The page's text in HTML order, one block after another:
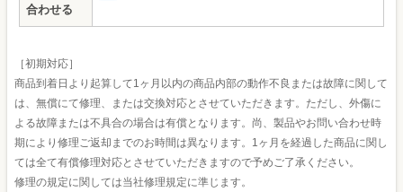
合わせる
［初期対応］
商品到着日より起算して1ヶ月以内の商品内部の動作不良または故障に関して
は、無償にて修理、または交換対応とさせていただきます。ただし、外傷に
よる故障または不具合の場合は有償となります。尚、製品やお問い合わせ時
期により修理ご返却までのお時間は異なります。1ヶ月を経過した商品に関し
ては全て有償修理対応とさせていただきますので予めご了承ください。
修理の規定に関しては当社修理規定に準じます。